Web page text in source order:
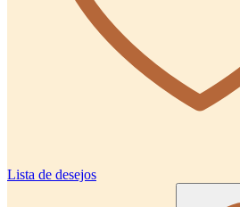
Lista de desejos